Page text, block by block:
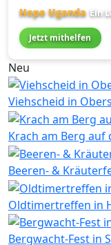
Hope Uganda Ein
Jetzt mithelfen
Neu
Viehscheid in
Krach am Berg auf
Beeren- &
Oldtimertreffen in
Bergwacht-Fest in